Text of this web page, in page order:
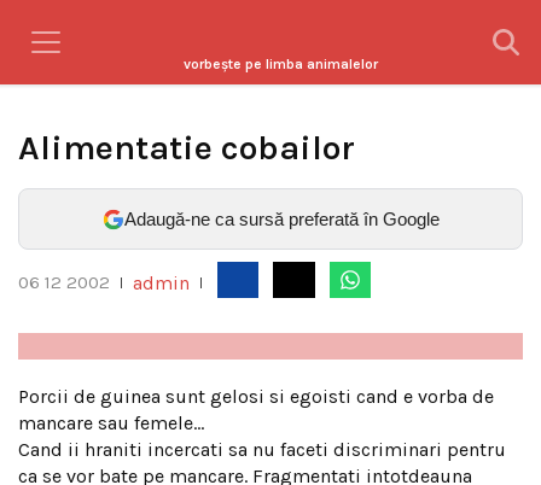
vorbeşte pe limba animalelor
Alimentatie cobailor
Adaugă-ne ca sursă preferată în Google
06 12 2002 admin
Porcii de guinea sunt gelosi si egoisti cand e vorba de
mancare sau femele…
Cand ii hraniti incercati sa nu faceti discriminari pentru
ca se vor bate pe mancare. Fragmentati intotdeauna